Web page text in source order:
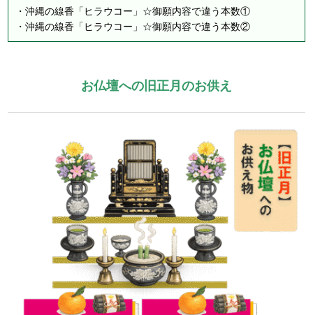
・沖縄の線香「ヒラウコー」☆御願内容で違う本数①
・沖縄の線香「ヒラウコー」☆御願内容で違う本数②
お仏壇への旧正月のお供え